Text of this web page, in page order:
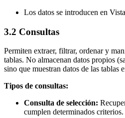
Los datos se introducen en
3.2 Consultas
Permiten extraer, filtrar, ordenar y
tablas. No almacenan datos propios
sino que muestran datos de las tablas
Tipos de consultas:
Consulta de selección:
cumplen determinados